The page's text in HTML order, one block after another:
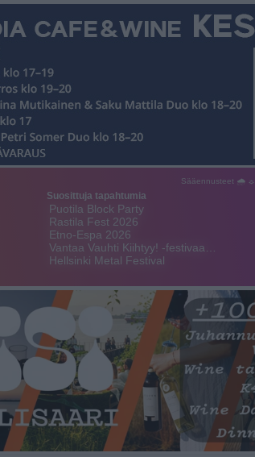
Sääennusteet 🌧 ☼
Suosittuja tapahtumia
Puotila Block Party
Rastila Fest 2026
Etno-Espa 2026
Vantaa Vauhti Kiihtyy! -festivaa…
Hellsinki Metal Festival